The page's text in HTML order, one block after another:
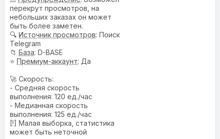
перекрут просмотров, на
небольших заказах он может
быть более заметен.
🔍 Источник просмотров: Поиск
Telegram
📁 База: D-BASE
⭐ Премиум-аккаунт: Да
🚀 Скорость:
- Средняя скорость
выполнения: 120 ед./час
- Медианная скорость
выполнения: 125 ед./час
[!] Малая выборка, статистика
может быть неточной